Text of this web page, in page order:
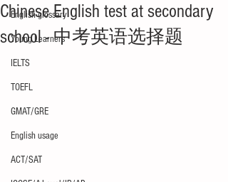
English glossary
Young Learners
IELTS
TOEFL
GMAT/GRE
English usage
ACT/SAT
Chinese English test at secondary
school - 中考英语选择题